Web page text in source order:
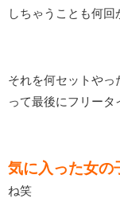
しちゃうことも何
それを何セットやっ
って最後にフリータ
気に入った女の
ね笑